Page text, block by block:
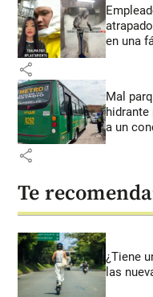
en una
share
Mal
hidrante
a un
share
Te
¿Tiene
las